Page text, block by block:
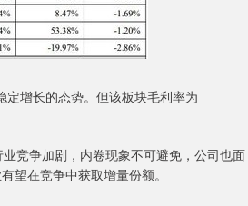
增长的态势。但该板块毛利率为
竞争加剧，内卷现象不可避免，公司也面
望在竞争中获取增量份额。